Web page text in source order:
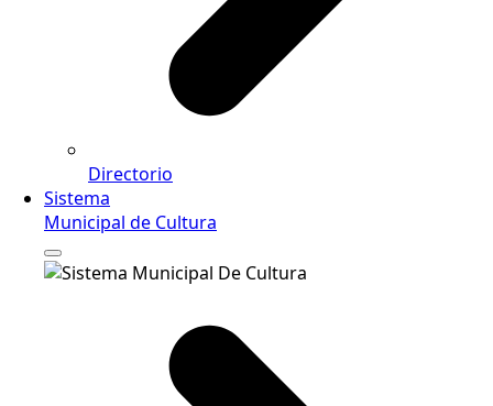
Directorio
Sistema
Municipal de Cultura